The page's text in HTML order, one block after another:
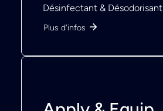
Désinfectant & Désodorisant
Plus d'infos